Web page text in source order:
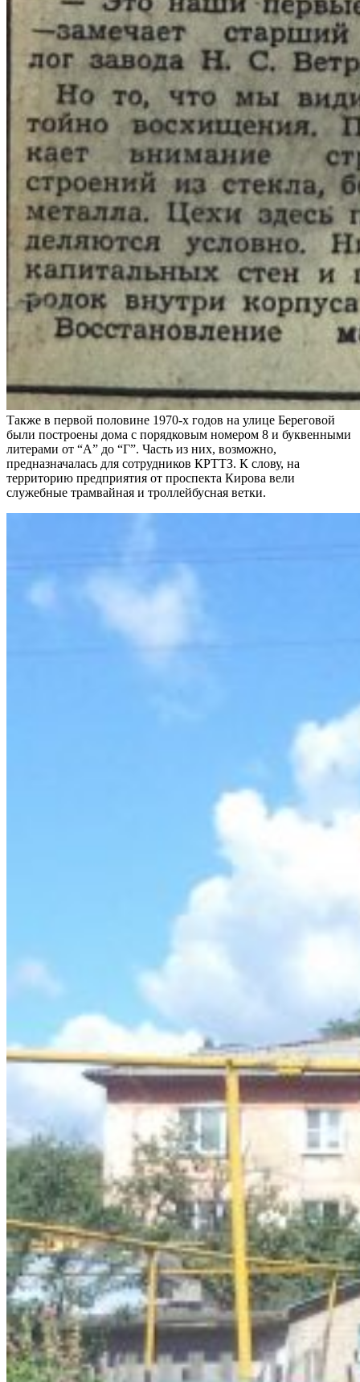
Также в первой половине 1970-х годов на улице Береговой
были построены дома с порядковым номером 8 и буквенными
литерами от “А” до “Г”. Часть из них, возможно,
предназначалась для сотрудников КРТТЗ. К слову, на
территорию предприятия от проспекта Кирова вели
служебные трамвайная и троллейбусная ветки.